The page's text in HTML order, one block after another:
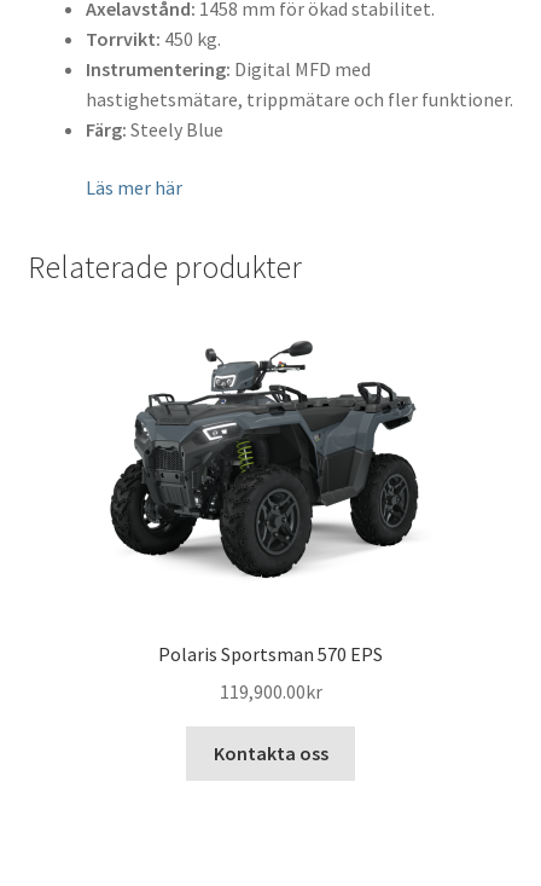
Axelavstånd: 1458 mm för ökad stabilitet.
Torrvikt: 450 kg.
Instrumentering: Digital MFD med
hastighetsmätare, trippmätare och fler funktioner.
Färg: Steely Blue
Läs mer här
Relaterade produkter
Polaris Sportsman 570 EPS
119,900.00kr
Kontakta oss